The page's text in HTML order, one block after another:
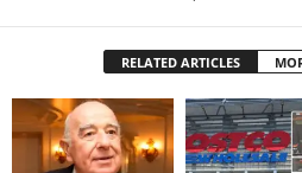
RELATED ARTICLES